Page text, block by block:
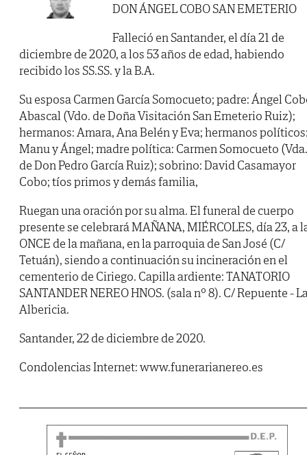
DON ÁNGEL COBO SAN EMETERIO
Falleció en Santander, el día 21 de
diciembre de 2020, a los 53 años de edad, habiendo
recibido los SS.SS. y la B.A.
Su esposa Carmen García Somocueto; padre: Ángel
Abascal (Vdo. de Doña Visitación San Emeterio Ruiz);
hermanos: Amara, Ana Belén y Eva; hermanos
Manu y Ángel; madre política: Carmen Somocueto (Vda.
de Don Pedro García Ruiz); sobrino: David Casamayor
Cobo; tíos primos y demás familia,
Ruegan una oración por su alma. El funeral de cuerpo
presente se celebrará MAÑANA, MIÉRCOLES, día 23, a
ONCE de la mañana, en la parroquia de San José (C/
Tetuán), siendo a continuación su incineración en el
cementerio de Ciriego. Capilla ardiente: TANATORIO
SANTANDER NEREO HNOS. (sala nº 8). C/ Repuente -
Albericia.
Santander, 22 de diciembre de 2020.
Condolencias Internet: www.funerarianereo.es